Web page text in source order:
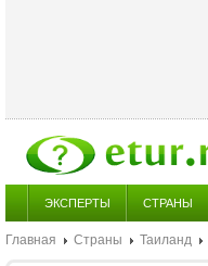
ЭКСПЕРТЫ СТРАНЫ
Главная Страны Таиланд